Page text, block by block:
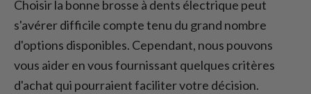
Choisir la bonne brosse à dents électrique peut
s'avérer difficile compte tenu du grand nombre
d'options disponibles. Cependant, nous pouvons
vous aider en vous fournissant quelques critères
d'achat qui pourraient faciliter votre décision.